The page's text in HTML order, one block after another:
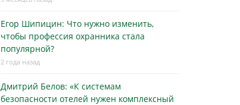
Егор Шипицин: Что нужно изменить,
чтобы профессия охранника стала
популярной?
2 года назад
Дмитрий Белов: «К системам
безопасности отелей нужен комплексный